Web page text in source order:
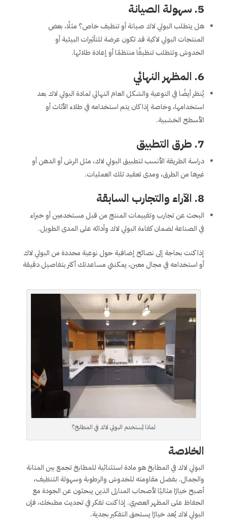
5. سهولة الصيانة
هل يتطلب البولي لاك صيانة أو تنظيف خاص؟ مثلًا، بعض
المنتجات البولي لاكية قد تكون عرضة للتأثيرات البيئية أو
الخدوش وتتطلب تنظيفًا منتظمًا أو إعادة طلائها.
6. المظهر النهائي
يُنظر أيضًا في النوعية والشكل العام النهائي لمادة البولي لاك بعد
استخدامها، وخاصة إذا كان يتم استخدامه في طلاء الأثاث أو
الأسطح الخشبية.
7. طرق التطبيق
دراسة الطريقة الأنسب لتطبيق البولي لاك، مثل الرش أو الدهن أو
غيرها من الطرق، ومدى تعقيد تلك العمليات.
8. الآراء والتجارب السابقة
البحث عن تجارب وتقييمات المنتج من قبل مستخدمين أو خبراء
في الصناعة لضمان كفاءة البولي لاك وأدائه على المدى الطويل.
إذا كنت بحاجة إلى نصائح إضافية حول نوعية محددة من البولي لاك
أو استخدامه في مجال معين، يمكنني مساعدتك أكثر بتفاصيل دقيقة
لماذا يُستخدم البولي لاك في المطابخ؟
الخلاصة
البولي لاك في المطابخ هو مادة استثنائية للمطابخ تجمع بين المتانة
والجمال. بفضل مقاومته للخدوش والرطوبة وسهولة التنظيف،
أصبح خيارًا مثاليًا لأصحاب المنازل الذين يبحثون عن الجودة مع
الحفاظ على المظهر العصري. إذا كنت تفكر في تحديث مطبخك، فإن
البولي لاك يُعد خيارًا يستحق التفكير بجدية.